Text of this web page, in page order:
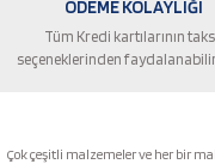
ÖDEME KOLAYLIĞI
Tüm Kredi kartılarının
seçeneklerinden
Çok çeşitli malzemeler ve her bir